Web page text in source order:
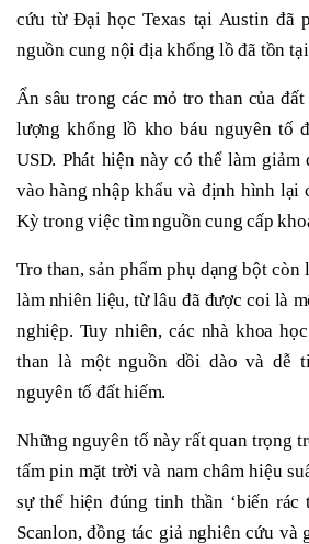
cứu từ Đại học Texas tại Austin đã
nguồn cung nội địa khổng lồ đã tồn
Ẩn sâu trong các mỏ tro than của
lượng khổng lồ kho báu nguyên tố
USD. Phát hiện này có thể làm giảm
vào hàng nhập khẩu và định hình lại
Kỳ trong việc tìm nguồn cung cấp
Tro than, sản phẩm phụ dạng bột
làm nhiên liệu, từ lâu đã được coi là
nghiệp. Tuy nhiên, các nhà khoa
than là một nguồn dồi dào và dễ
nguyên tố đất hiếm.
Những nguyên tố này rất quan trọng
tấm pin mặt trời và nam châm hiệu
sự thể hiện đúng tinh thần ‘biến rác
Scanlon, đồng tác giả nghiên cứu và